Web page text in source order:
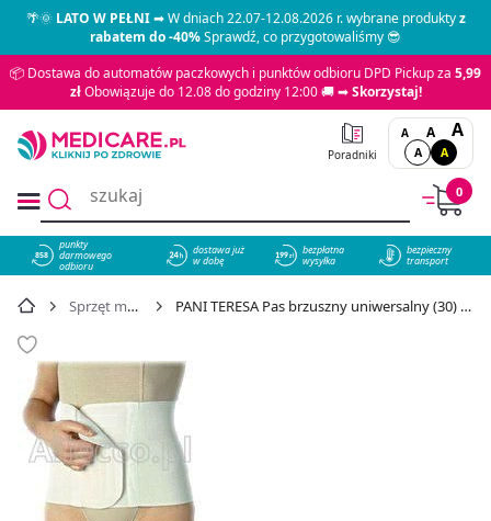
🌴🌞LATO W PEŁNI➡ W dniach 22.07-12.08.2026 r. wybrane produktyz
rabatem do -40%Sprawdź, co przygotowaliśmy 😎
📦 Dostawa do automatów paczkowych i punktów odbioru DPD Pickup za 5,99
złObowiązuje do 12.08 do godziny 12:00 🚚 ➡Skorzystaj!
Poradniki
A A A
A A
0
858
punkty
darmowego
odbioru
dostawa już
w dobę
bezpłatna
wysyłka
bezpieczny
transport
Sprzęt medyczny PANI TERESA Pas brzuszny uniwersalny (30) L 1 szt. - cena 68,39 zł